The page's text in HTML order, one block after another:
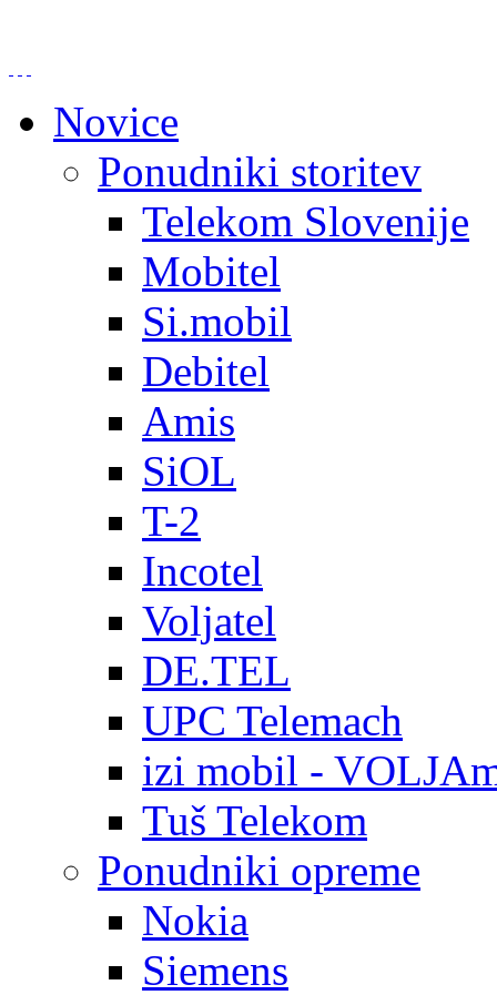
Novice
Ponudniki storitev
Telekom Slovenije
Mobitel
Si.mobil
Debitel
Amis
SiOL
T-2
Incotel
Voljatel
DE.TEL
UPC Telemach
izi mobil -
Tuš Telekom
Ponudniki opreme
Nokia
Siemens